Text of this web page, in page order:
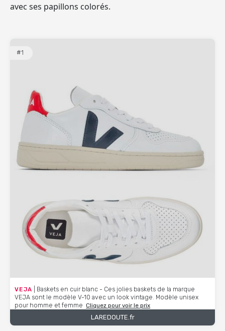
avec ses papillons colorés.
#1
VEJA | Baskets en cuir blanc - Ces jolies baskets de la marque
VEJA sont le modèle V-10 avec un look vintage. Modèle unisex
pour homme et femme Cliquez pour voir le prix
LAREDOUTE.fr